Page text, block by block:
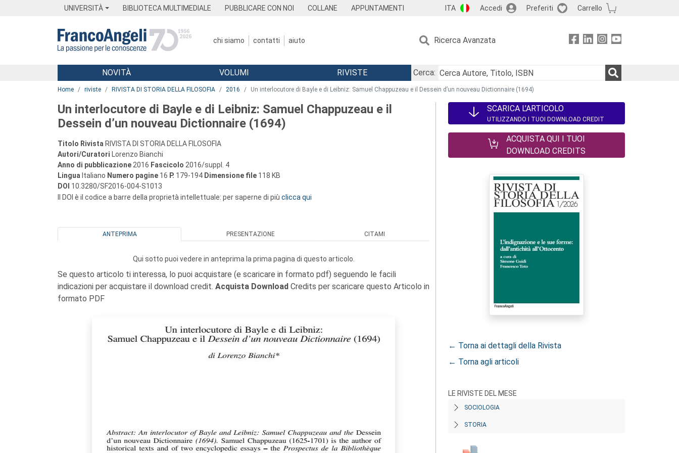
UNIVERSITÀ BIBLIOTECA MULTIMEDIALE PUBBLICARE CON NOI COLLANE APPUNTAMENTI ITA Accedi Preferiti Carrello
chi siamo contatti aiuto Ricerca Avanzata
Menu
NOVITÀ VOLUMI RIVISTE
Cerca:
Home riviste RIVISTA DI STORIA DELLA FILOSOFIA 2016 Un interlocutore di Bayle e di Leibniz: Samuel Chappuzeau e il Dessein d’un nouveau Dictionnaire (1694)
Un interlocutore di Bayle e di Leibniz: Samuel Chappuzeau e il
Dessein d’un nouveau Dictionnaire (1694)
Titolo Rivista RIVISTA DI STORIA DELLA FILOSOFIA
Autori/Curatori Lorenzo Bianchi
Anno di pubblicazione 2016 Fascicolo 2016/suppl. 4
Lingua Italiano Numero pagine 16 P. 179-194 Dimensione file 118 KB
DOI 10.3280/SF2016-004-S1013
Il DOI è il codice a barre della proprietà intellettuale: per saperne di più clicca qui
ANTEPRIMA PRESENTAZIONE CITAMI
Qui sotto puoi vedere in anteprima la prima pagina di questo articolo.
Se questo articolo ti interessa, lo puoi acquistare (e scaricare in formato pdf) seguendo le facili
indicazioni per acquistare il download credit. Acquista Download Credits per scaricare questo Articolo in
formato PDF
SCARICA L'ARTICOLO
UTILIZZANDO I TUOI DOWNLOAD CREDIT
ACQUISTA QUI I TUOI
DOWNLOAD CREDITS
← Torna ai dettagli della Rivista
← Torna agli articoli
LE RIVISTE DEL MESE
SOCIOLOGIA
STORIA